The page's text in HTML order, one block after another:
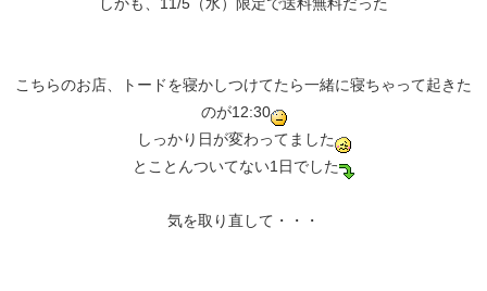
こちらのお店、トードを寝かしつけてたら一緒に寝ちゃって起きた
のが12:30
しっかり日が変わってました
とことんついてない1日でした
気を取り直して・・・